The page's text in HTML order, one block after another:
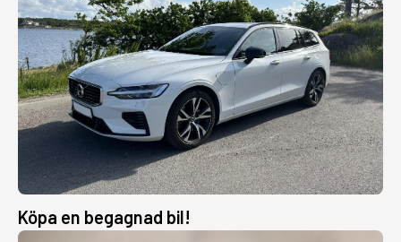
Köpa en begagnad bil!